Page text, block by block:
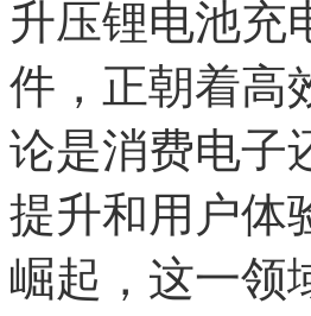
升压锂电池充
件，正朝着高
论是消费电子
提升和用户体
崛起，这一领